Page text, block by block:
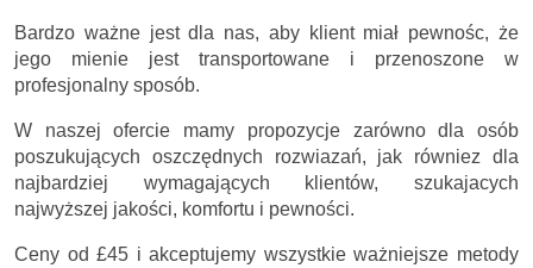
Bardzo ważne jest dla nas, aby klient miał pewnośc, że
jego mienie jest transportowane i przenoszone w
profesjonalny sposób.
W naszej ofercie mamy propozycje zarówno dla osób
poszukujących oszczędnych rozwiazań, jak równiez dla
najbardziej wymagających klientów, szukajacych
najwyższej jakości, komfortu i pewności.
Ceny od £45 i akceptujemy wszystkie ważniejsze metody